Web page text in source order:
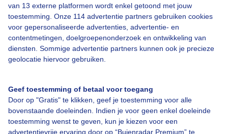
van 13 externe platformen wordt enkel getoond met jouw
toestemming. Onze 114 advertentie partners gebruiken cookies
voor gepersonaliseerde advertenties, advertentie- en
contentmetingen, doelgroepenonderzoek en ontwikkeling van
diensten. Sommige advertentie partners kunnen ook je precieze
geolocatie hiervoor gebruiken.
Geef toestemming of betaal voor toegang
Door op "Gratis" te klikken, geef je toestemming voor alle
bovenstaande doeleinden. Indien je voor geen enkel doeleinde
toestemming wenst te geven, kun je kiezen voor een
advertentievrije ervaring door op “Buienradar Premium” te